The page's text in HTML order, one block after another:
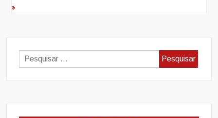
Pesquisar
por: